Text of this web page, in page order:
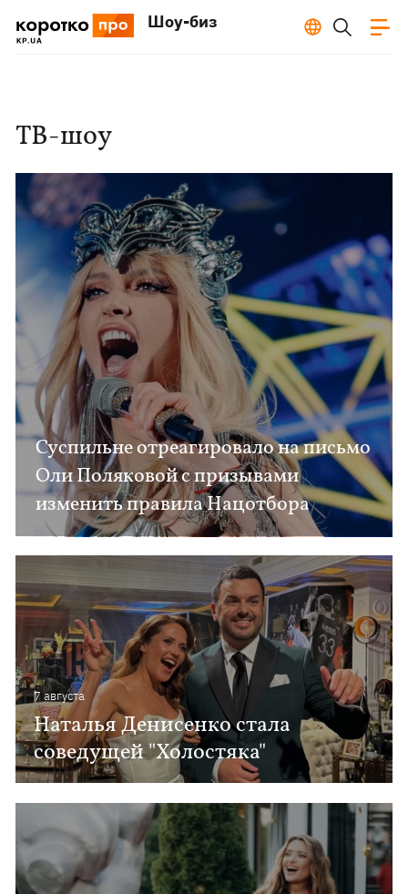
Шоу-биз
ТВ-шоу
Суспильне отреагировало на письмо
Оли Поляковой с призывами
изменить правила Нацотбора
7 августа
Наталья Денисенко стала
соведущей "Холостяка"